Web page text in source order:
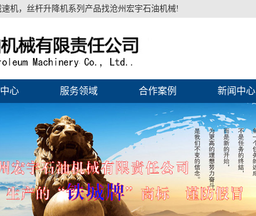
机，丝杆升降机系列产品找沧州宏宇石油机械!
心 服务领域 合作案例 新闻中心